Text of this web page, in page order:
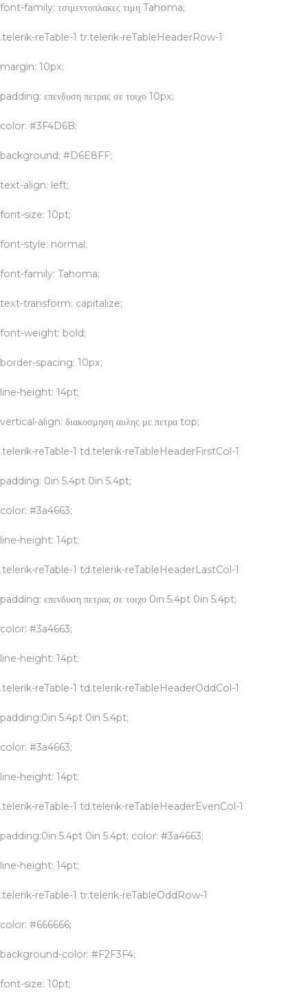
font-family: τσιμεντοπλακες τιμη Tahoma;
.telerik-reTable-1 tr.telerik-reTableHeaderRow-1
margin: 10px;
padding: επενδυση πετρας σε τοιχο 10px;
color: #3F4D6B;
background: #D6E8FF;
text-align: left;
font-size: 10pt;
font-style: normal;
font-family: Tahoma;
text-transform: capitalize;
font-weight: bold;
border-spacing: 10px;
line-height: 14pt;
vertical-align: διακοσμηση αυλης με πετρα top;
.telerik-reTable-1 td.telerik-reTableHeaderFirstCol-1
padding: 0in 5.4pt 0in 5.4pt;
color: #3a4663;
line-height: 14pt;
.telerik-reTable-1 td.telerik-reTableHeaderLastCol-1
padding: επενδυση πετρας σε τοιχο 0in 5.4pt 0in 5.4pt;
color: #3a4663;
line-height: 14pt;
.telerik-reTable-1 td.telerik-reTableHeaderOddCol-1
padding:0in 5.4pt 0in 5.4pt;
color: #3a4663;
line-height: 14pt;
.telerik-reTable-1 td.telerik-reTableHeaderEvenCol-1
padding:0in 5.4pt 0in 5.4pt; color: #3a4663;
line-height: 14pt;
.telerik-reTable-1 tr.telerik-reTableOddRow-1
color: #666666;
background-color: #F2F3F4;
font-size: 10pt;